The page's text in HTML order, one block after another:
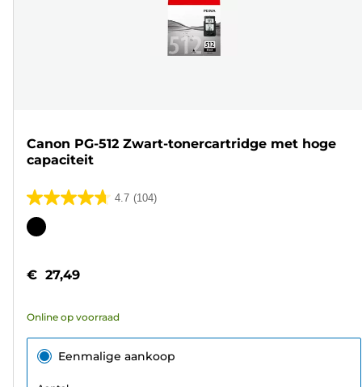
Canon PG-512 Zwart-tonercartridge met hoge
capaciteit
4.7 (104)
4.7
van
sterren.
beoordelingen
Kleurencartridge
€ 27,49
Online op voorraad
Eenmalige aankoop